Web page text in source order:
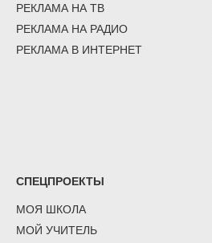
РЕКЛАМА НА ТВ
РЕКЛАМА НА РАДИО
РЕКЛАМА В ИНТЕРНЕТ
СПЕЦПРОЕКТЫ
МОЯ ШКОЛА
МОЙ УЧИТЕЛЬ